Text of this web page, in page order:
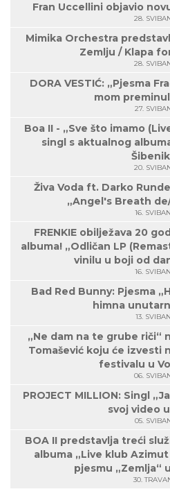
Fran Uccellini objavio
28.
Mimika Orchestra
Zemlju / Klapa
28.
DORA VESTIĆ: „Pjesma
mom
27.
Boa II - „Sve što imamo
singl s aktualnog
20.
Živa Voda ft. Darko
„Angel's Breath
16.
FRENKIE obilježava 20
albuma! „Odličan LP
vinilu u boji od
16.
Bad Red Bunny: Pjesma
himna
13.
„Ne dam na te grube riči“
Tomašević koju će izvesti
festivalu u
06.
PROJECT MILLION: Singl
svoj video
05.
BOA II predstavlja treći
albuma „Live klub
pjesmu „Zemlja“
30.